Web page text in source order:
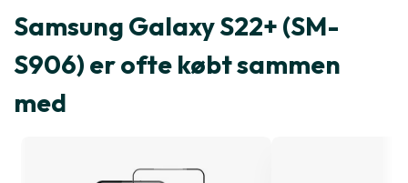
Samsung Galaxy S22+ (SM-
S906) er ofte købt sammen
med